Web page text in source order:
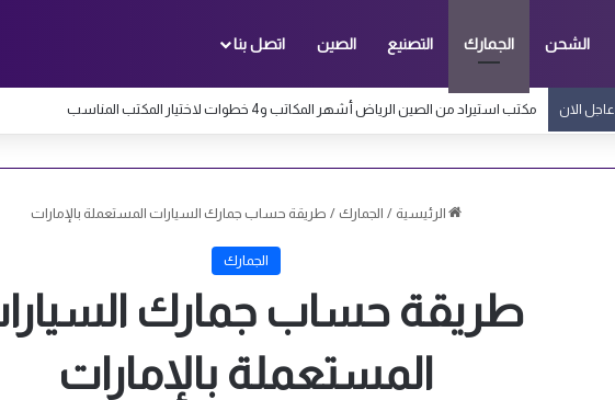
الشحن الجمارك التصنيع الصين اتصل بنا
عاجل الان مكتب استيراد من الصين الرياض أشهر المكاتب و4 خطوات لاختيار المكتب المناسب
الرئيسية / الجمارك / طريقة حساب جمارك السيارات المستعملة بالإمارات
الجمارك
طريقة حساب جمارك
المستعملة بالإمارات